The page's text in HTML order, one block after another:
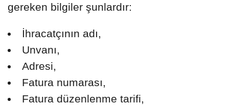
gereken bilgiler şunlardır:
İhracatçının adı,
Unvanı,
Adresi,
Fatura numarası,
Fatura düzenlenme tarifi,